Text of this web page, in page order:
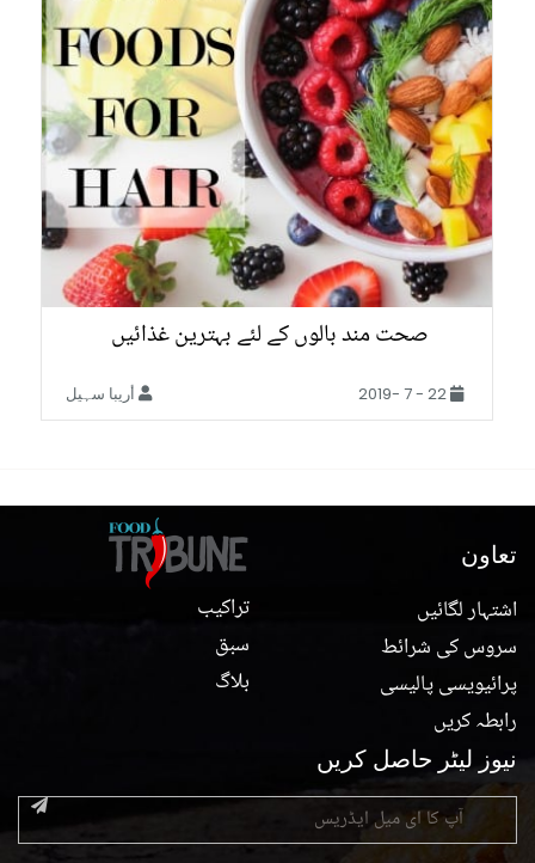
صحت مند بالوں کے لئے بہترین غذائیں
أريبا سہیل
تراکیب
سبق
بلاگ
تعاون
اشتہار لگائیں
سروس کی شرائط
پرائیویسی پالیسی
رابطہ کریں
نیوز لیٹر حاصل کریں